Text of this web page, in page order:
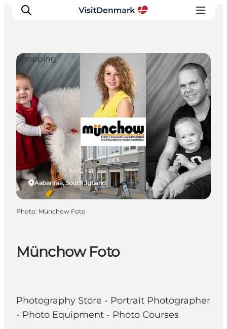
Inspirations
Destinations
Quoi faire
Hébergements
Planifiez votre voyage
Münchow Foto
Photography Store - Portrait Photographer
- Photo Equipment - Photo Courses
Aabenraa, South Jutland
Shopping
Photo: Münchow Foto